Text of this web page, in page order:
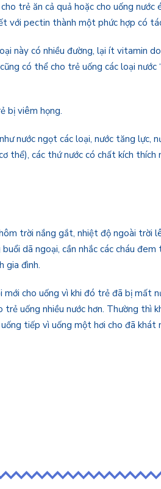
trẻ ăn cả quả hoặc cho uống
với pectin thành một phức hợp có
này có nhiều đường, lại ít vitamin
có thể cho trẻ uống các loại
bị viêm họng.
nước ngọt các loại, nước tăng
các thứ nước có chất kích thích
trời nắng gắt, nhiệt độ ngoài trời
dã ngoại, cần nhắc các cháu
gia đình.
cho uống vì khi đó trẻ đã bị mất
uống nhiều nước hơn. Thường
tiếp vì uống một hơi cho đã